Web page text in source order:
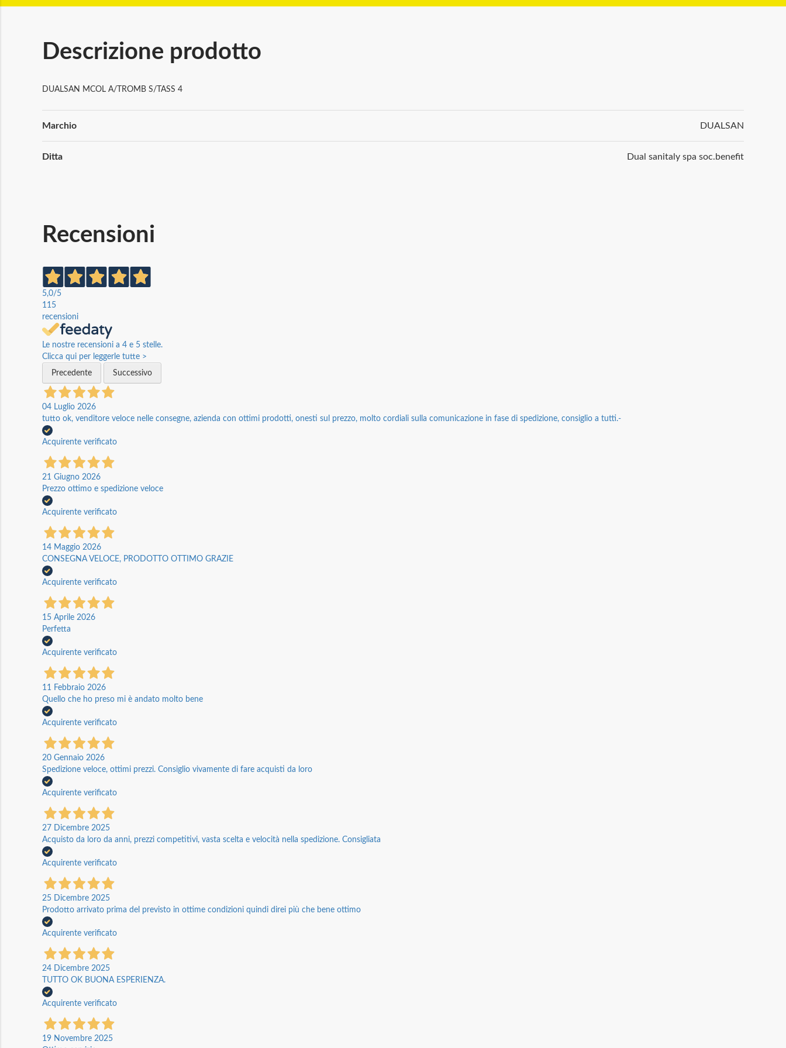
Descrizione prodotto
DUALSAN MCOL A/TROMB S/TASS 4
Informazioni
Marchio DUALSAN
Ditta Dual sanitaly spa soc.benefit
Recensioni
5,0/5
115
recensioni
Le nostre recensioni a 4 e 5 stelle.
Clicca qui per leggerle tutte >
Precedente
Successivo
04 Luglio 2026
tutto ok, venditore veloce nelle consegne, azienda con ottimi prodotti, onesti sul prezzo, molto cordiali sulla comunicazione in fase di spedizione, consiglio a tutti.-
Acquirente verificato
21 Giugno 2026
Prezzo ottimo e spedizione veloce
Acquirente verificato
14 Maggio 2026
CONSEGNA VELOCE, PRODOTTO OTTIMO GRAZIE
Acquirente verificato
15 Aprile 2026
Perfetta
Acquirente verificato
11 Febbraio 2026
Quello che ho preso mi è andato molto bene
Acquirente verificato
20 Gennaio 2026
Spedizione veloce, ottimi prezzi. Consiglio vivamente di fare acquisti da loro
Acquirente verificato
27 Dicembre 2025
Acquisto da loro da anni, prezzi competitivi, vasta scelta e velocità nella spedizione. Consigliata
Acquirente verificato
25 Dicembre 2025
Prodotto arrivato prima del previsto in ottime condizioni quindi direi più che bene ottimo
Acquirente verificato
24 Dicembre 2025
TUTTO OK BUONA ESPERIENZA.
Acquirente verificato
19 Novembre 2025